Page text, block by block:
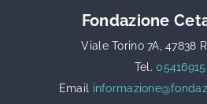
Fondazione
Viale Torino 7A, 47838
Tel.
Email